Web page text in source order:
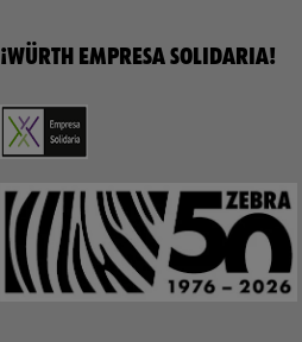
¡WÜRTH EMPRESA SOLIDARIA!